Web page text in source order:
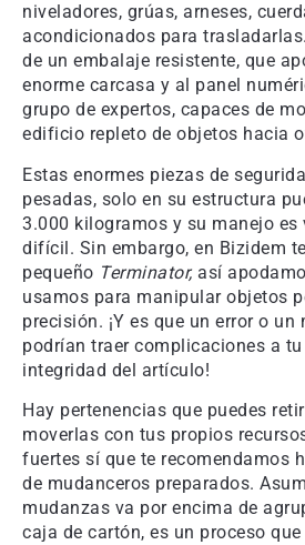
niveladores, grúas, arneses,
acondicionados para
de un embalaje resistente, que
enorme carcasa y al panel
grupo de expertos, capaces de
edificio repleto de objetos hacia
Estas enormes piezas de
pesadas, solo en su estructura
3.000 kilogramos y su manejo es
difícil. Sin embargo, en Bizidem
pequeño Terminator, así
usamos para manipular objetos
precisión. ¡Y es que un error o
podrían traer complicaciones a
integridad del artículo!
Hay pertenencias que puedes
moverlas con tus propios
fuertes sí que te recomendamos
de mudanceros preparados.
mudanzas va por encima de
caja de cartón, es un proceso